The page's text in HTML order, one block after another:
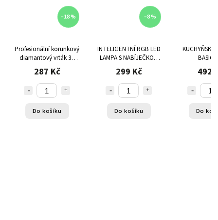
–18 %
Profesionální korunkový
diamantový vrták 35
mm M14
287 Kč
Do košíku
–8 %
INTELIGENTNÍ RGB LED
LAMPA S NABÍJEČKOU
QI A BLUETOOTH
REPRODUKTOREM -
5V1, BÍLÁ
299 Kč
Do košíku
KUCHYŇSKÁ
BASIC
492
Do